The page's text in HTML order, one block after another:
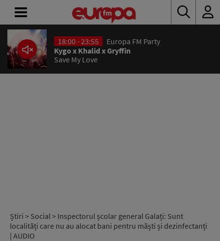
18:00 - 23:55
Europa FM Party
Kygo x Khalid x Gryffin
Save My Love
Știri > Social> Inspectorul școlar general Galați: Sunt
localități care nu au alocat bani pentru măști și dezinfectanți
| AUDIO
ACASĂ
ȘTIRI